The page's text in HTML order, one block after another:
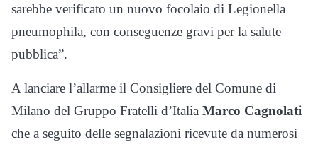
sarebbe verificato un nuovo focolaio di Legionella
pneumophila, con conseguenze gravi per la salute
pubblica”.
A lanciare l’allarme il Consigliere del Comune di
Milano del Gruppo Fratelli d’Italia Marco Cagnolati
che a seguito delle segnalazioni ricevute da numerosi